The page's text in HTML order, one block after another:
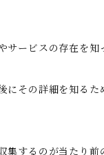
ービスの存在を
その詳細を知る
するのが当たり前